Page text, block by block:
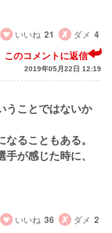
いいね 21 ダメ 4
このコメントに返信
2019年05月22日 12:19
うことではないか
ることもある。
が感じた時に、
いいね 36 ダメ 2